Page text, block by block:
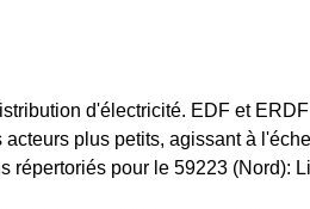
d'électricité. EDF et
plus petits, agissant à
répertoriés pour le 59223 (Nord):